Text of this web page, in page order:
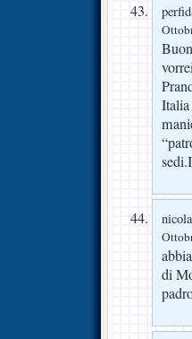
nicola
di